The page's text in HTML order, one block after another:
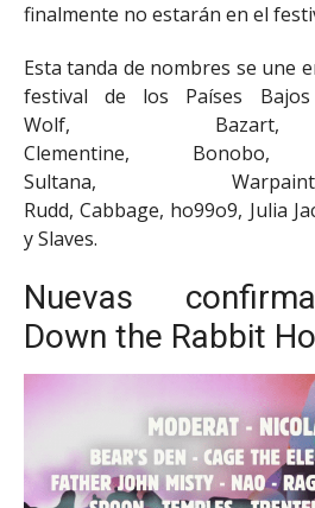
finalmente no estarán en el
Esta tanda de nombres se une
festival de los Países
Wolf, Bazart,
Clementine,
Sultana,
Rudd, Cabbage, ho99o9, Julia
y Slaves.
Nuevas
Down the Rabbit